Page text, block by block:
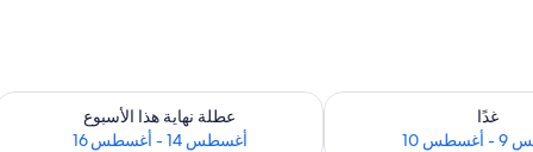
غدًا
10
لغد للفترة أغسطس 9 - أغسطس 10
عطلة نهاية هذا الأسبوع
أغسطس 14 - أغسطس 16
تحقق من مدى التوفر لعطلة نهاية هذا الأسبوع